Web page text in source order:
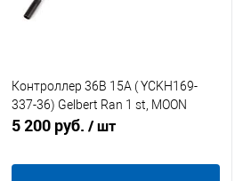
Контроллер 36В 15А ( YCKH169-
337-36) Gelbert Ran 1 st, MOON
5 200 руб. / шт